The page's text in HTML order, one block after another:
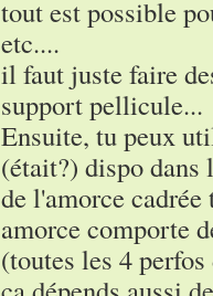
tout est possible
etc....
il faut juste faire
support pellicule...
Ensuite, tu peux
(était?) dispo
de l'amorce
amorce comporte
(toutes les 4